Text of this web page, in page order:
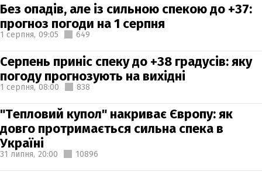
Без опадів, але із сильною спекою до +37:
прогноз погоди на 1 серпня
1 серпня, 09:05 649
Серпень приніс спеку до +38 градусів: яку
погоду прогнозують на вихідні
1 серпня, 08:00 838
"Тепловий купол" накриває Європу: як
довго протримається сильна спека в
Україні
31 липня, 20:00 10896